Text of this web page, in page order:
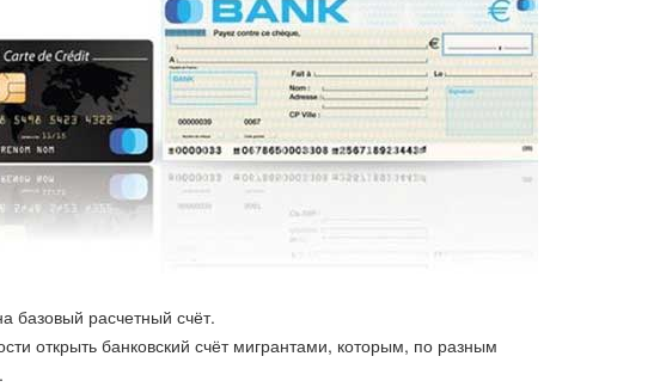
базовый расчетный счёт.
открыть банковский счёт мигрантами, которым, по разным